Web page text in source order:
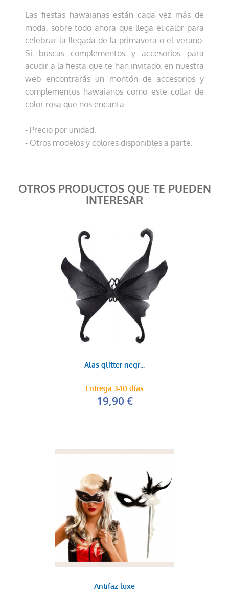
Las fiestas hawaianas están cada vez más de
moda, sobre todo ahora que llega el calor para
celebrar la llegada de la primavera o el verano.
Si buscas complementos y accesorios para
acudir a la fiesta que te han invitado, en nuestra
web encontrarás un montón de accesorios y
complementos hawaianos como este collar de
color rosa que nos encanta.
- Precio por unidad.
- Otros modelos y colores disponibles a parte.
OTROS PRODUCTOS QUE TE PUEDEN
INTERESAR
Alas glitter negr...
Entrega 3-10 días
19,90 €
Antifaz luxe